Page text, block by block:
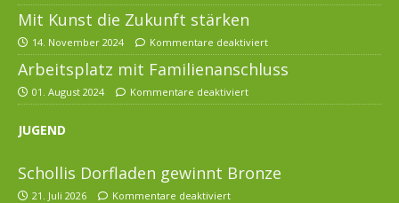
Mit Kunst die Zukunft stärken
14. November 2024 Kommentare deaktiviert
Arbeitsplatz mit Familienanschluss
01. August 2024 Kommentare deaktiviert
JUGEND
Schollis Dorfladen gewinnt Bronze
21. Juli 2026 Kommentare deaktiviert